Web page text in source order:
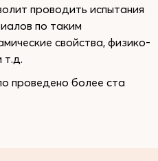
проводить испытания
по таким
свойства, физико-
т.д.
проведено более ста